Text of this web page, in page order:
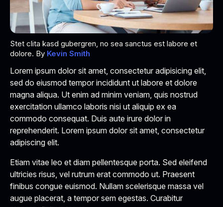
Stet clita kasd gubergren, no sea sanctus est labore et
dolore. By Kevin Smith
Lorem ipsum dolor sit amet, consectetur adipisicing elit,
sed do eiusmod tempor incididunt ut labore et dolore
magna aliqua. Ut enim ad minim veniam, quis nostrud
exercitation ullamco laboris nisi ut aliquip ex ea
commodo consequat. Duis aute irure dolor in
reprehenderit. Lorem ipsum dolor sit amet, consectetur
adipiscing elit.
Etiam vitae leo et diam pellentesque porta. Sed eleifend
ultricies risus, vel rutrum erat commodo ut. Praesent
finibus congue euismod. Nullam scelerisque massa vel
augue placerat, a tempor sem egestas. Curabitur